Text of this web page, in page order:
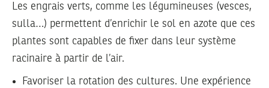
Les engrais verts, comme les légumineuses (vesces,
sulla…) permettent d’enrichir le sol en azote que ces
plantes sont capables de fixer dans leur système
racinaire à partir de l’air.
Favoriser la rotation des cultures. Une expérience